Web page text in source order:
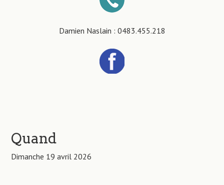
Damien Naslain : 0483.455.218
Quand
Dimanche 19 avril 2026